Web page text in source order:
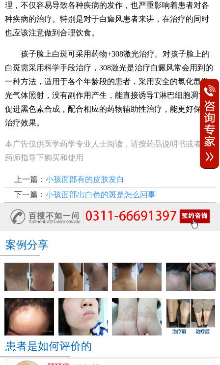
理，不仅容易导致各种疾病的发作，也严重影响着患者对各
种疾病的治疗。特别是对于白癜风患者来讲，在治疗的同时
也应该注意做到合理饮食。
孩子脸上白斑可采用药物+308激光治疗。对孩子脸上的
白斑需采用科学手段治疗，308激光是治疗白癜风常会用到的
一种方法，适用于各个年龄段的患者，采用安全的氯化氙激
光气体照射，没有副作用产生，能直接诱导T淋巴细胞凋亡，
促进黑色素合成，配合相应的药物辅助性治疗，能更好保证
治疗效果。
本广告仅供医学药学专业人士阅读，请按药品说明书或者在
药师指导下购买和使用
上一篇： 小孩面部有的皮肤发白
下一篇： 小孩面部出白色的斑是怎么回事
案例分享
患者是如何评价的